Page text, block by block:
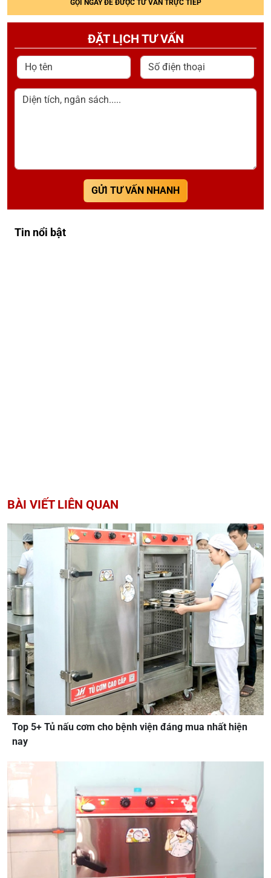
GỌI NGAY ĐỂ ĐƯỢC TƯ VẤN TRỰC TIẾP
ĐẶT LỊCH TƯ VẤN
Họ tên Số điện thoại
Diện tích, ngân sách.....
GỬI TƯ VẤN NHANH
Tin nổi bật
BÀI VIẾT LIÊN QUAN
Top 5+ Tủ nấu cơm cho bệnh viện đáng mua nhất hiện
nay